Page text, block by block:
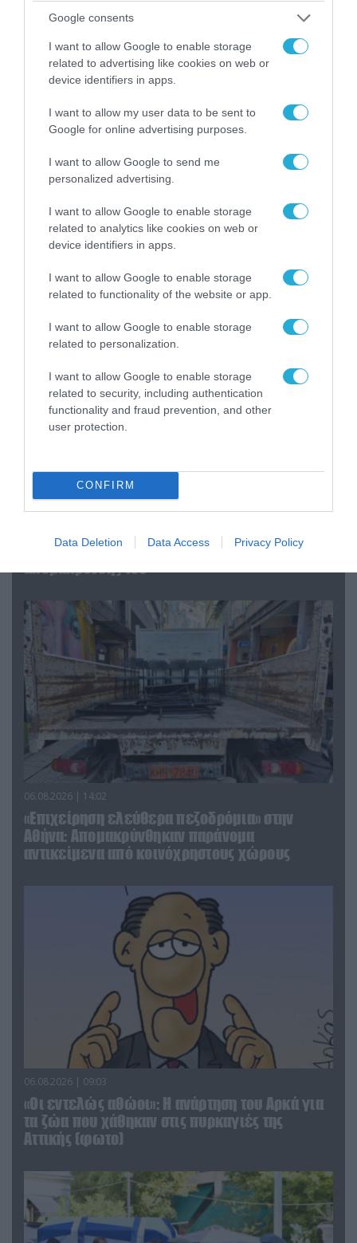
Google consents
I want to allow Google to enable storage
related to advertising like cookies on web or
device identifiers in apps.
I want to allow my user data to be sent to
Google for online advertising purposes.
I want to allow Google to send me
personalized advertising.
I want to allow Google to enable storage
related to analytics like cookies on web or
device identifiers in apps.
I want to allow Google to enable storage
related to functionality of the website or app.
I want to allow Google to enable storage
related to personalization.
I want to allow Google to enable storage
related to security, including authentication
functionality and fraud prevention, and other
user protection.
CONFIRM
Data Deletion Data Access Privacy Policy
ΠΟΛΙΤΙΚΗ
08.08.2026 | 09:02
«Η απόλυτη τραγωδία»: Η «αιχμηρή» ανάρτηση
του Αρκά για τα τατουάζ (φωτο)
07.08.2026 | 20:02
Ο Γιάννης Αλαφούζος «τέλειωσε» τον
Κωνσταντίνο Ζούλα από τον ΣΚΑΪ – Ο λόγος της
απομάκρυνσής του
06.08.2026 | 14:02
«Επιχείρηση ελεύθερα πεζοδρόμια» στην
Αθήνα: Απομακρύνθηκαν παράνομα
αντικείμενα από κοινόχρηστους χώρους
06.08.2026 | 09:03
«Οι εντελώς αθώοι»: Η ανάρτηση του Αρκά για
τα ζώα που χάθηκαν στις πυρκαγιές της
Αττικής (φωτο)